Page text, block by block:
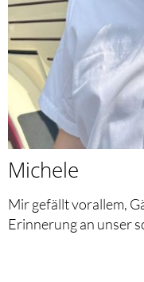
Michele
Mir gefällt vorallem,
Erinnerung an unser